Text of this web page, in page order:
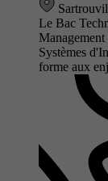
Le Bac
Management
Systèmes
forme aux